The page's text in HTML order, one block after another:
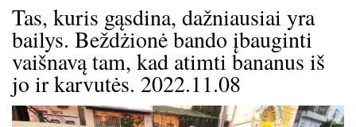
Tas, kuris gąsdina, dažniausiai yra
bailys. Beždżionė bando įbauginti
vaišnavą tam, kad atimti bananus iš
jo ir karvutės. 2022.11.08